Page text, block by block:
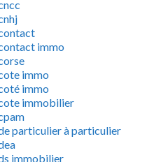
immo
immo
immo
immobilier
particulier à particulier
immobilier